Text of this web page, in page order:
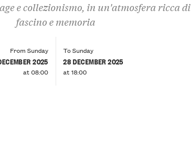
e collezionismo, in un'atmosfera ricca di
fascino e memoria
From Sunday
2025
at 08:00
To Sunday
28 DECEMBER 2025
at 18:00